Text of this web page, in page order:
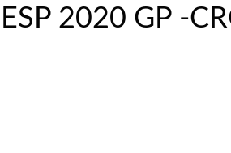
ESP 2020 GP -